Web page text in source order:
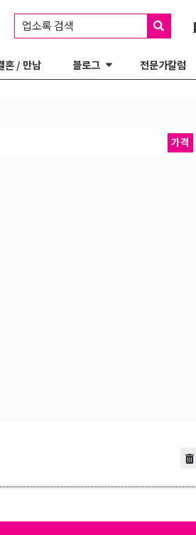
업소록 검색
혼 / 만남 블로그 전문가칼럼
가격